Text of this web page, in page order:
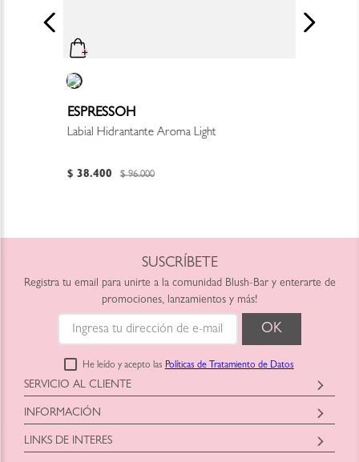
ESPRESSOH
Labial Hidrantante Aroma Light
$ 38.400 $ 96.000
SUSCRÍBETE
Registra tu email para unirte a la comunidad Blush-Bar y enterarte de
promociones, lanzamientos y más!
He leído y acepto las Políticas de Tratamiento de Datos
SERVICIO AL CLIENTE
Horario: Lunes a Viernes
9:00am a 6:00pm
shop@blush-bar.com
INFORMACIÓN
Blush-Bar SAS
Correo:shop@blush-bar.com
LINKS DE INTERES